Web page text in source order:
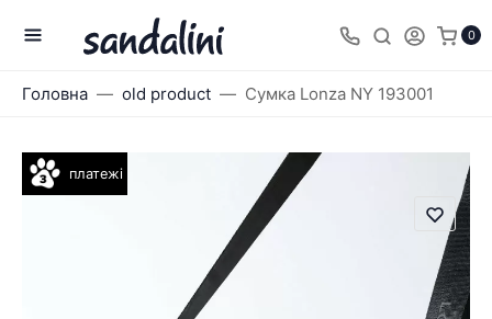
0
Головна old product Сумка Lonza NY 193001
платежі